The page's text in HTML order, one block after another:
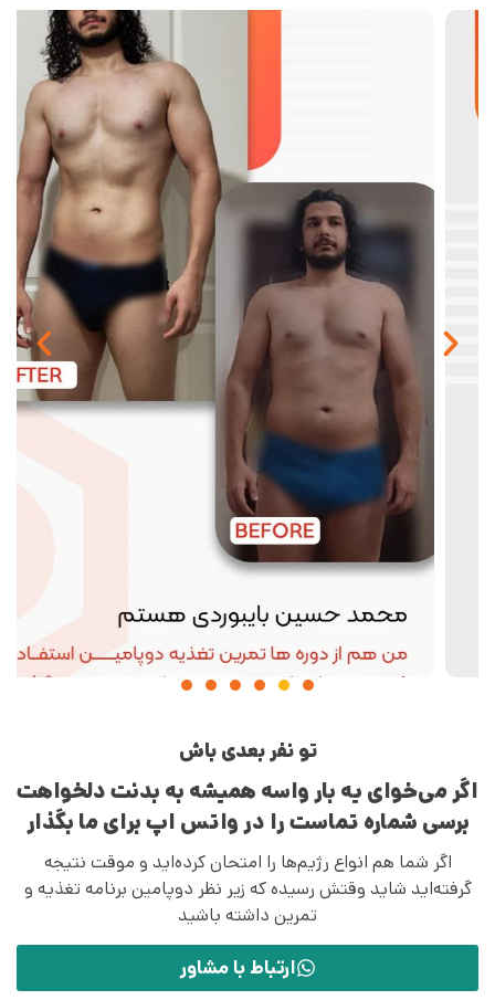
تو نفر بعدی باش
اگر می‌خوای یه بار واسه همیشه به بدنت دلخواهت
برسی شماره تماست را در واتس اپ برای ما بگذار
اگر شما هم انواع رژیم‌ها را امتحان کرده‌اید و موقت نتیجه
گرفته‌اید شاید وقتش رسیده که زیر نظر دوپامین برنامه تغذیه و
تمرین داشته باشید
ارتباط با مشاور